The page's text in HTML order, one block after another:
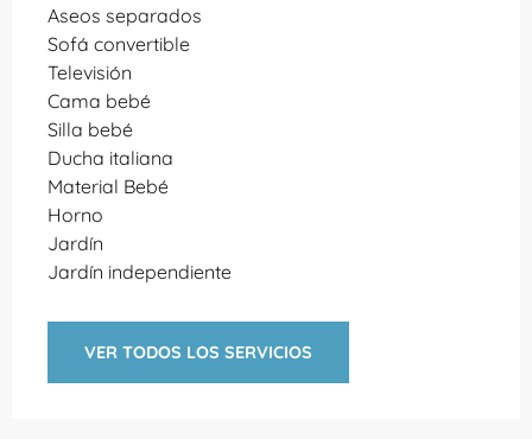
Aseos separados
Sofá convertible
Televisión
Cama bebé
Silla bebé
Ducha italiana
Material Bebé
Horno
Jardín
Jardín independiente
VER TODOS LOS SERVICIOS